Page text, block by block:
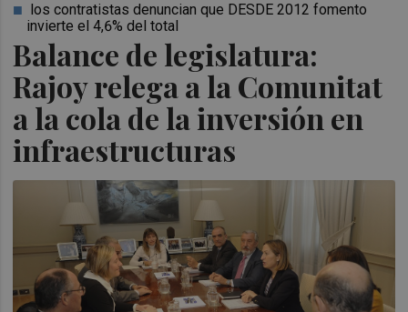
Balance de legislatura:
Rajoy relega a la Comunitat
a la cola de la inversión en
infraestructuras
los contratistas denuncian que DESDE 2012 fomento
invierte el 4,6% del total